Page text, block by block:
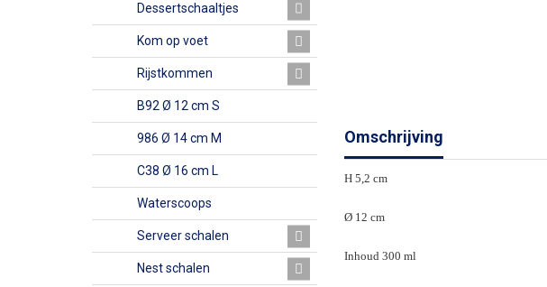
Dessertschaaltjes
Kom op voet
Rijstkommen
B92 Ø 12 cm S
986 Ø 14 cm M
C38 Ø 16 cm L
Waterscoops
Serveer schalen
Nest schalen
Omschrijving
H 5,2 cm
Ø 12 cm
Inhoud 300 ml